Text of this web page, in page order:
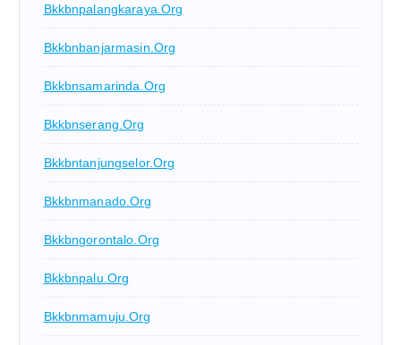
Bkkbnpalangkaraya.org
Bkkbnbanjarmasin.org
Bkkbnsamarinda.org
Bkkbnserang.org
Bkkbntanjungselor.org
Bkkbnmanado.org
Bkkbngorontalo.org
Bkkbnpalu.org
Bkkbnmamuju.org